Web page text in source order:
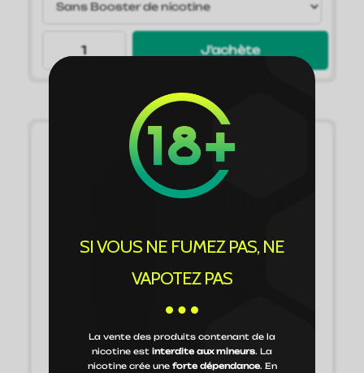
J'achète
SI VOUS NE FUMEZ PAS, NE
VAPOTEZ PAS
La vente des produits contenant de la
nicotine est interdite aux mineurs. La
nicotine crée une forte dépendance. En